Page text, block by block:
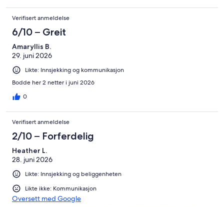
Verifisert anmeldelse
6/10 – Greit
Amaryllis B.
29. juni 2026
Likte: Innsjekking og kommunikasjon
Bodde her 2 netter i juni 2026
0
Verifisert anmeldelse
2/10 – Forferdelig
Heather L.
28. juni 2026
Likte: Innsjekking og beliggenheten
Likte ikke: Kommunikasjon
Oversett med Google